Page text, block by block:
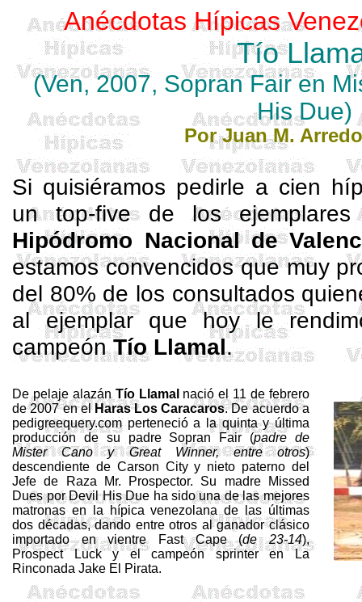
Anécdotas Hípicas
Tío
(Ven, 2007, SopranFairen
His Due)
Por Juan M.
Si quisiéramos pedirle a cien
un top-fivede los ejemplares
Hipódromo Nacional de
estamos convencidos que muy
del 80% de los consultados
al ejemplar que hoy le
campeónTíoLlamal.
De pelaje alazán Tío Llamal nació el 11 de febrero
de 2007 en elHarasLosCaracaros. De acuerdo a
pedigreequery.com perteneció a la quinta y última
producción de su padre Sopran Fair(padre de
MisterCano y Great Winner, entre otros)
descendiente de Carson City y nieto paterno del
Jefe de Raza Mr.
Prospector. Su madre
Missed
DuesporDevil His Due ha sido una de las mejores
matronas en la hípica venezolana de las últimas
dos décadas, dando entre otros al ganador clásico
importado en vientre
FastCape (de 23-14),
Prospect
Lucky el campeónsprinteren La
RinconadaJake El Pirata.